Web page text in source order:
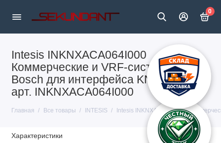
0
Intesis INKNXACA064I000
Коммерческие и VRF-системы
Bosch для интерфейса KNX Intesis
арт. INKNXACA064I000
Главная Все товары INTESIS Intesis INKNXACA064I000
Характеристики